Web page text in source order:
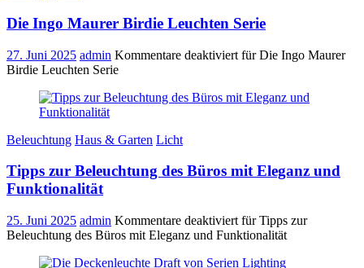
Die Ingo Maurer Birdie Leuchten Serie
27. Juni 2025 admin Kommentare deaktiviert für Die Ingo Maurer
Birdie Leuchten Serie
Beleuchtung Haus & Garten Licht
Tipps zur Beleuchtung des Büros mit Eleganz und
Funktionalität
25. Juni 2025 admin Kommentare deaktiviert für Tipps zur
Beleuchtung des Büros mit Eleganz und Funktionalität